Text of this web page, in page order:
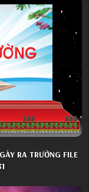
RA TRƯỜNG FILE